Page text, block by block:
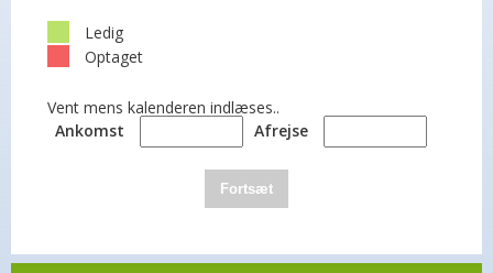
Ledig
Optaget
Vent mens kalenderen indlæses..
Ankomst
Afrejse
Fortsæt